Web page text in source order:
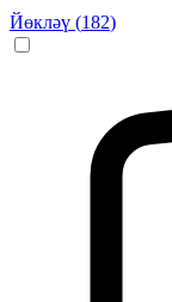
Йөкләү (182)